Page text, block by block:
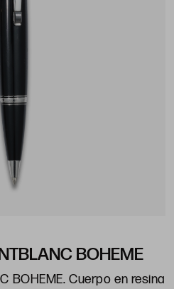
BOHEME
BOHEME. Cuerpo en resina